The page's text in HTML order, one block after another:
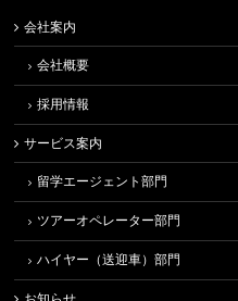
会社案内
会社概要
採用情報
サービス案内
留学エージェント部門
ツアーオペレーター部門
ハイヤー（送迎車）部門